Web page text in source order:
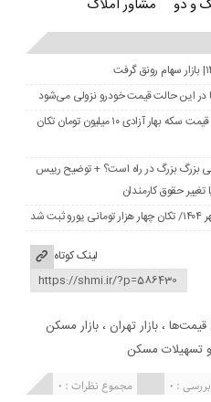
و دو مشاور املاک
در این حالت قیمت خودرو نزولی می‌شود
قیمت جدید طلا و سکه ۱۲ مهرماه ۱۴۰۴/ قیمت سکه بهار آزادی ۱۰ میلیون تومان تکان
بزرگ بزرگ در راه است؟ + توضیح رییس
حقوق کارمندان
لینک کوتاه
قیمت‌ها ،بازار تهران ،بازار مسکن
تسهیلات مسکن
مجموع نظرات : 0 : 0